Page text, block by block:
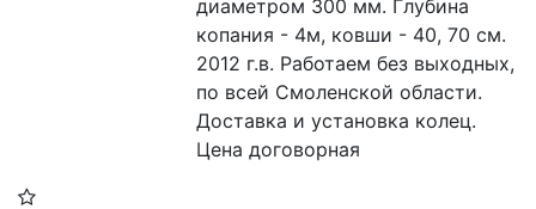
диаметром 300 мм. Глубина
копания - 4м, ковши - 40, 70 см.
2012 г.в. Работаем без выходных,
по всей Смоленской области.
Доставка и установка колец.
Цена договорная